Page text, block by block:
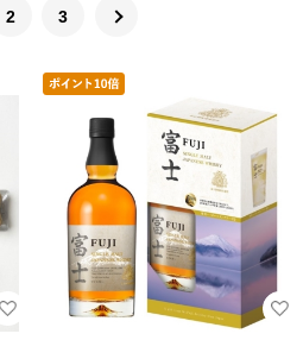
2 3